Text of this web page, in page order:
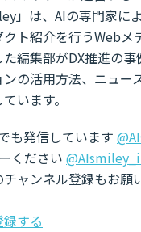
」は、AIの専門家に
ト紹介を行うWebメ
編集部がDX推進の
の活用方法、ニュー
います。
も発信しています
ください
ャンネル登録もお願
する